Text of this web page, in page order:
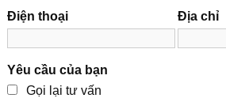
Điện thoại Địa chỉ
Yêu cầu của bạn
Gọi lại tư vấn